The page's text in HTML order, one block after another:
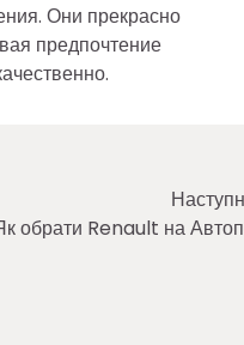
Они прекрасно
предпочтение
обрати Renault на